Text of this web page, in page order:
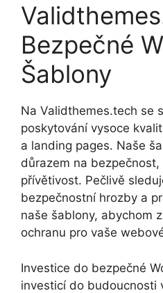
Bezpečné
Šablony
Na Validthemes.tech se
poskytování vysoce
a landing pages. Naše
důrazem na
přívětivost. Pečlivě
bezpečnostní hrozby a
naše šablony, abychom
ochranu pro vaše
Investice do bezpečné
investicí do budoucnosti